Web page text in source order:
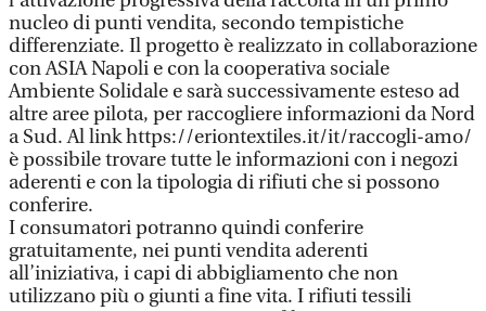
nucleo di punti vendita, secondo tempistiche
differenziate. Il progetto è realizzato in collaborazione
con ASIA Napoli e con la cooperativa sociale
Ambiente Solidale e sarà successivamente esteso ad
altre aree pilota, per raccogliere informazioni da Nord
a Sud. Al link https://eriontextiles.it/it/raccogli-amo/
è possibile trovare tutte le informazioni con i negozi
aderenti e con la tipologia di rifiuti che si possono
conferire.
I consumatori potranno quindi conferire
gratuitamente, nei punti vendita aderenti
all’iniziativa, i capi di abbigliamento che non
utilizzano più o giunti a fine vita. I rifiuti tessili